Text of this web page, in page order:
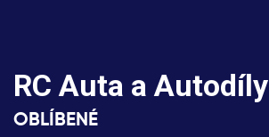
RC Auta a Autodíly
OBLÍBENÉ